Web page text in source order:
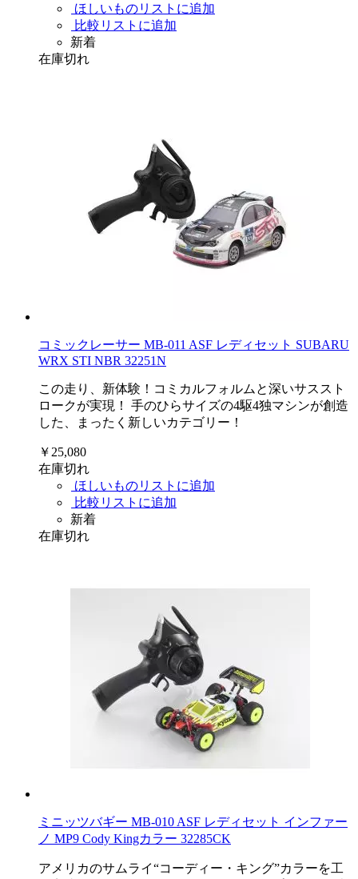
ほしいものリストに追加
比較リストに追加
新着
在庫切れ
コミックレーサー MB-011 ASF レディセット SUBARU
WRX STI NBR 32251N
この走り、新体験！コミカルフォルムと深いサススト
ロークが実現！ 手のひらサイズの4駆4独マシンが創造
した、まったく新しいカテゴリー！
￥25,080
在庫切れ
ほしいものリストに追加
比較リストに追加
新着
在庫切れ
ミニッツバギー MB-010 ASF レディセット インファー
ノ MP9 Cody Kingカラー 32285CK
アメリカのサムライ“コーディー・キング”カラーを工